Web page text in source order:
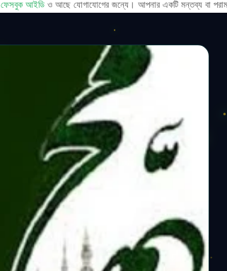
ফেসবুক আইডি ও আছে যোগাযোগের জন্যে। আপনার একটি মন্তব্য বা